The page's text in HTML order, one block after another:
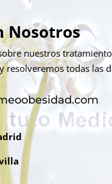
Nosotros
nuestros
resolveremos todas las